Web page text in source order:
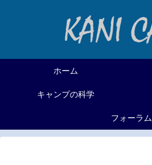
ホーム
キャンプの科学
フォーラム